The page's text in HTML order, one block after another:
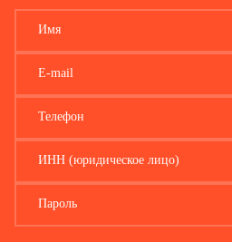
Имя
E-mail
Телефон
ИНН (юридическое лицо)
Пароль